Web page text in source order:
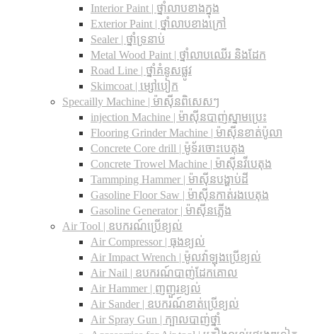
Interior Paint | ថ្នាំលាបខាងក្នុង
Exterior Paint | ថ្នាំលាបខាងក្រៅ
Sealer | ថ្នាំទ្រនាប់
Metal Wood Paint | ថ្នាំលាបឈើរ និងដែក
Road Line | ថ្នាំគំនូសផ្លូវ
Skimcoat | ម្សៅបៀក
Specailly Machine | ម៉ាស៊ីនពិសេសៗ
injection Machine | ម៉ាស៊ីនបាញ់ស្នាមប្រេះ
Flooring Grinder Machine | ម៉ាស៊ីនខាត់ប៉ូលា
Concrete Core drill | ម៉ូទ័រចោះបេតុង
Concrete Trowel Machine | ម៉ាស៊ីនវីបេតុង
Tammping Hammer | ម៉ាស៊ីនបង្ហាប់ដី
Gasoline Floor Saw | ម៉ាស៊ីនកាត់រងបេតុង
Gasoline Generator | ម៉ាស៊ីនភ្លើង
Air Tool | ឧបករណ៍ប្រើខ្យល់
Air Compressor | ធុងខ្យល់
Air Impact Wrench | ម៉ូលវ៉ាឡុងប្រើខ្យល់
Air Nail | ឧបករណ៍បាញ់ដែកគោល
Air Hammer | ញញួរខ្យល់
Air Sander | ឧបករណ៍ខាត់ប្រើខ្យល់
Air Spray Gun | ក្បាលបាញ់ថ្នាំ